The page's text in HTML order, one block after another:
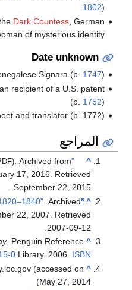
1802)
Dark Countess, German
of mysterious identity
Date unknown
Signara (b. 1747)
recipient of a U.S. patent
(b. 1752)
and translator (b. 1772)
المراجع
^
"Procter & Gamble history"
. Archived from
17, 2016. Retrieved
September 22, 2015
.
^
"Icons, a portrait of England 1820–1840"
. Archived
22, 2007 . Retrieved
2007-09-12
^
. Penguin Reference
Library. 2006. ISBN
0
^
(accessed on
May 27, 2014)